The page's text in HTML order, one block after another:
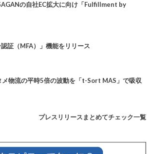
の自社EC拡大に向け「Fulfillment by
証（MFA）」機能をリリース
物流の平時5倍の波動を「t-Sort MAS」で吸収
プレスリリースまとめてチェック一覧